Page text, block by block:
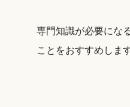
専門知識が必要にな
ことをおすすめします